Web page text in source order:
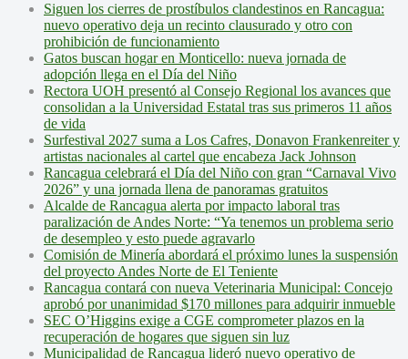
Siguen los cierres de prostíbulos clandestinos en Rancagua:
nuevo operativo deja un recinto clausurado y otro con
prohibición de funcionamiento
Gatos buscan hogar en Monticello: nueva jornada de
adopción llega en el Día del Niño
Rectora UOH presentó al Consejo Regional los avances que
consolidan a la Universidad Estatal tras sus primeros 11 años
de vida
Surfestival 2027 suma a Los Cafres, Donavon Frankenreiter y
artistas nacionales al cartel que encabeza Jack Johnson
Rancagua celebrará el Día del Niño con gran “Carnaval Vivo
2026” y una jornada llena de panoramas gratuitos
Alcalde de Rancagua alerta por impacto laboral tras
paralización de Andes Norte: “Ya tenemos un problema serio
de desempleo y esto puede agravarlo
Comisión de Minería abordará el próximo lunes la suspensión
del proyecto Andes Norte de El Teniente
Rancagua contará con nueva Veterinaria Municipal: Concejo
aprobó por unanimidad $170 millones para adquirir inmueble
SEC O’Higgins exige a CGE comprometer plazos en la
recuperación de hogares que siguen sin luz
Municipalidad de Rancagua lideró nuevo operativo de